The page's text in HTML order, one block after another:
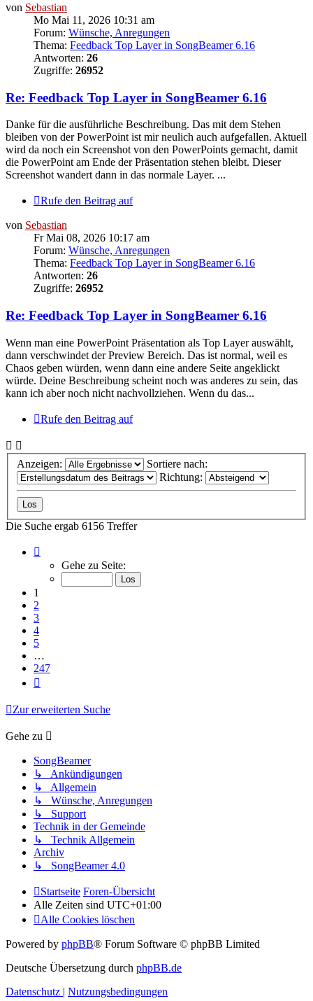
von Sebastian
Mo Mai 11, 2026 10:31 am
Forum: Wünsche, Anregungen
Thema: Feedback Top Layer in SongBeamer 6.16
Antworten: 26
Zugriffe: 26952
Re: Feedback Top Layer in SongBeamer 6.16
Danke für die ausführliche Beschreibung. Das mit dem Stehen
bleiben von der PowerPoint ist mir neulich auch aufgefallen. Aktuell
wird da noch ein Screenshot von den PowerPoints gemacht, damit
die PowerPoint am Ende der Präsentation stehen bleibt. Dieser
Screenshot wandert dann in das normale Layer. ...
Rufe den Beitrag auf
von Sebastian
Fr Mai 08, 2026 10:17 am
Forum: Wünsche, Anregungen
Thema: Feedback Top Layer in SongBeamer 6.16
Antworten: 26
Zugriffe: 26952
Re: Feedback Top Layer in SongBeamer 6.16
Wenn man eine PowerPoint Präsentation als Top Layer auswählt,
dann verschwindet der Preview Bereich. Das ist normal, weil es
Chaos geben würden, wenn dann eine andere Seite angeklickt
würde. Deine Beschreibung scheint noch was anderes zu sein, das
kann ich aber noch nicht nachvollziehen. Wenn du das...
Rufe den Beitrag auf
Anzeigen:
Sortiere nach:
Richtung:
Die Suche ergab 6156 Treffer
von
Gehe zu Seite:
1
2
3
4
5
…
247
Zur erweiterten Suche
Gehe zu
SongBeamer
↳ Ankündigungen
↳ Allgemein
↳ Wünsche, Anregungen
↳ Support
Technik in der Gemeinde
↳ Technik Allgemein
Archiv
↳ SongBeamer 4.0
Startseite Foren-Übersicht
Alle Zeiten sind UTC+01:00
Alle Cookies löschen
Powered by phpBB® Forum Software © phpBB Limited
Deutsche Übersetzung durch phpBB.de
Datenschutz | Nutzungsbedingungen